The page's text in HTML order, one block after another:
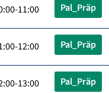
11:00 Pal_Präp
12:00 Pal_Präp
13:00 Pal_Präp